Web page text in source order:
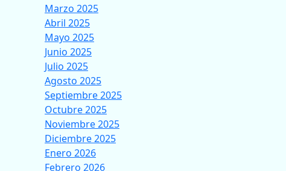
Marzo 2025
Abril 2025
Mayo 2025
Junio 2025
Julio 2025
Agosto 2025
Septiembre 2025
Octubre 2025
Noviembre 2025
Diciembre 2025
Enero 2026
Febrero 2026